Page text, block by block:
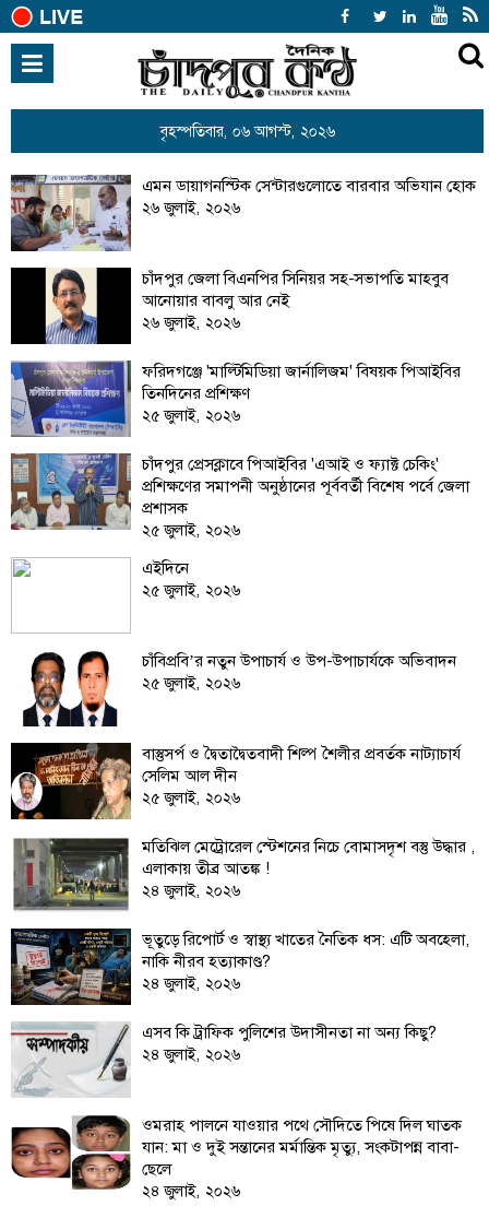
বৃহস্পতিবার, ০৬ আগস্ট, ২০২৬
হোম
জাতীয়
আন্তর্জাতিক
রাজনীতি
খেলাধুলা
বিনোদন
অর্থনীতি
শিক্ষা
স্বাস্থ্য
ফিচার
সম্পাদকীয়
অন্যান্য
উপ-
সম্পাদকীয়
কৃষি
ও
প্রকৃতি
অপরাধ
চাঁদপুর
জেলার
খবর
প্রবাস
তথ্য-
প্রযুক্তি
মতামত
ধর্ম
শিশু-
সর্বশেষ সব খবর অন্যান্য
এমন ডায়াগনস্টিক সেন্টারগুলোতে বারবার অভিযান হোক
২৬ জুলাই, ২০২৬
চাঁদপুর জেলা বিএনপির সিনিয়র সহ-সভাপতি মাহবুব
আনোয়ার বাবলু আর নেই
২৬ জুলাই, ২০২৬
ফরিদগঞ্জে 'মাল্টিমিডিয়া জার্নালিজম' বিষয়ক পিআইবির
তিনদিনের প্রশিক্ষণ
২৫ জুলাই, ২০২৬
চাঁদপুর প্রেসক্লাবে পিআইবির 'এআই ও ফ্যাক্ট চেকিং'
প্রশিক্ষণের সমাপনী অনুষ্ঠানের পূর্ববর্তী বিশেষ পর্বে জেলা
প্রশাসক
২৫ জুলাই, ২০২৬
এইদিনে
২৫ জুলাই, ২০২৬
চাঁবিপ্রবি’র নতুন উপাচার্য ও উপ-উপাচার্যকে অভিবাদন
২৫ জুলাই, ২০২৬
বাস্তুসর্প ও দ্বৈতাদ্বৈতবাদী শিল্প শৈলীর প্রবর্তক নাট্যাচার্য
সেলিম আল দীন
২৫ জুলাই, ২০২৬
মতিঝিল মেট্রোরেল স্টেশনের নিচে বোমাসদৃশ বস্তু উদ্ধার ,
এলাকায় তীব্র আতঙ্ক !
২৪ জুলাই, ২০২৬
ভূতুড়ে রিপোর্ট ও স্বাস্থ্য খাতের নৈতিক ধস: এটি অবহেলা,
নাকি নীরব হত্যাকাণ্ড?
২৪ জুলাই, ২০২৬
এসব কি ট্রাফিক পুলিশের উদাসীনতা না অন্য কিছু?
২৪ জুলাই, ২০২৬
ওমরাহ পালনে যাওয়ার পথে সৌদিতে পিষে দিল ঘাতক
যান: মা ও দুই সন্তানের মর্মান্তিক মৃত্যু, সংকটাপন্ন বাবা-
ছেলে
২৪ জুলাই, ২০২৬